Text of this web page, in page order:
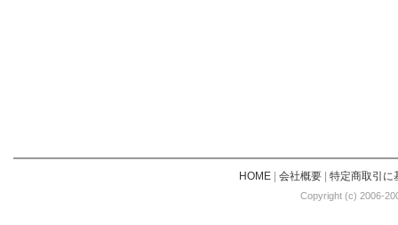
HOME| 会社概要| 特定商取引に
Copyright (c) 2006-